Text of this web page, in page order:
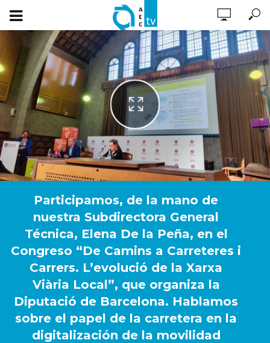
Participamos, de la mano de
nuestra Subdirectora General
Técnica, Elena De la Peña, en el
Congreso “De Camins a Carreteres i
Carrers. L’evolució de la Xarxa
Viària Local”, que organiza la
Diputació de Barcelona. Hablamos
sobre el papel de la carretera en la
digitalización de la movilidad